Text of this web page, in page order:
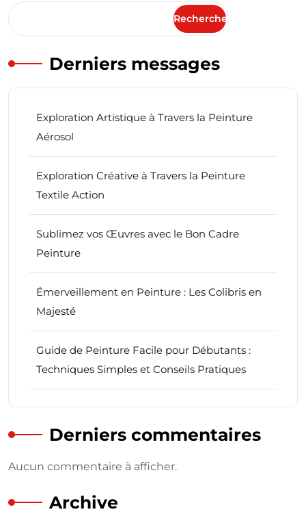
Rechercher
Derniers messages
Exploration Artistique à Travers la Peinture
Aérosol
Exploration Créative à Travers la Peinture
Textile Action
Sublimez vos Œuvres avec le Bon Cadre
Peinture
Émerveillement en Peinture : Les Colibris en
Majesté
Guide de Peinture Facile pour Débutants :
Techniques Simples et Conseils Pratiques
Derniers commentaires
Aucun commentaire à afficher.
Archive